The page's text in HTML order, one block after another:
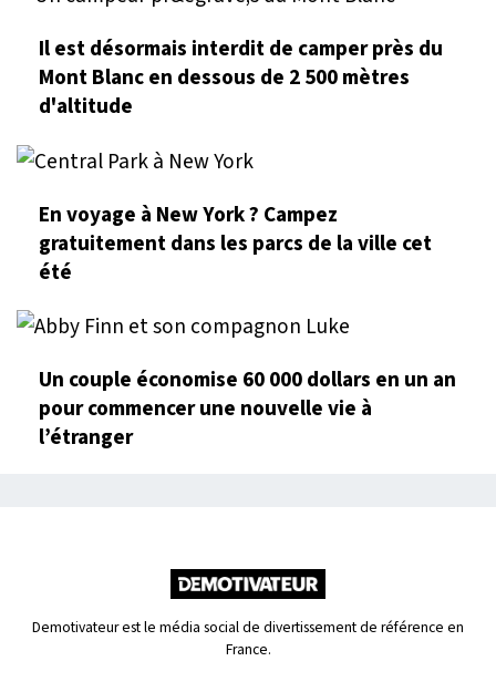
Il est désormais interdit de camper près du
Mont Blanc en dessous de 2 500 mètres
d'altitude
En voyage à New York ? Campez
gratuitement dans les parcs de la ville cet
été
Un couple économise 60 000 dollars en un an
pour commencer une nouvelle vie à
l’étranger
Demotivateur est le média social de divertissement de référence en
France.